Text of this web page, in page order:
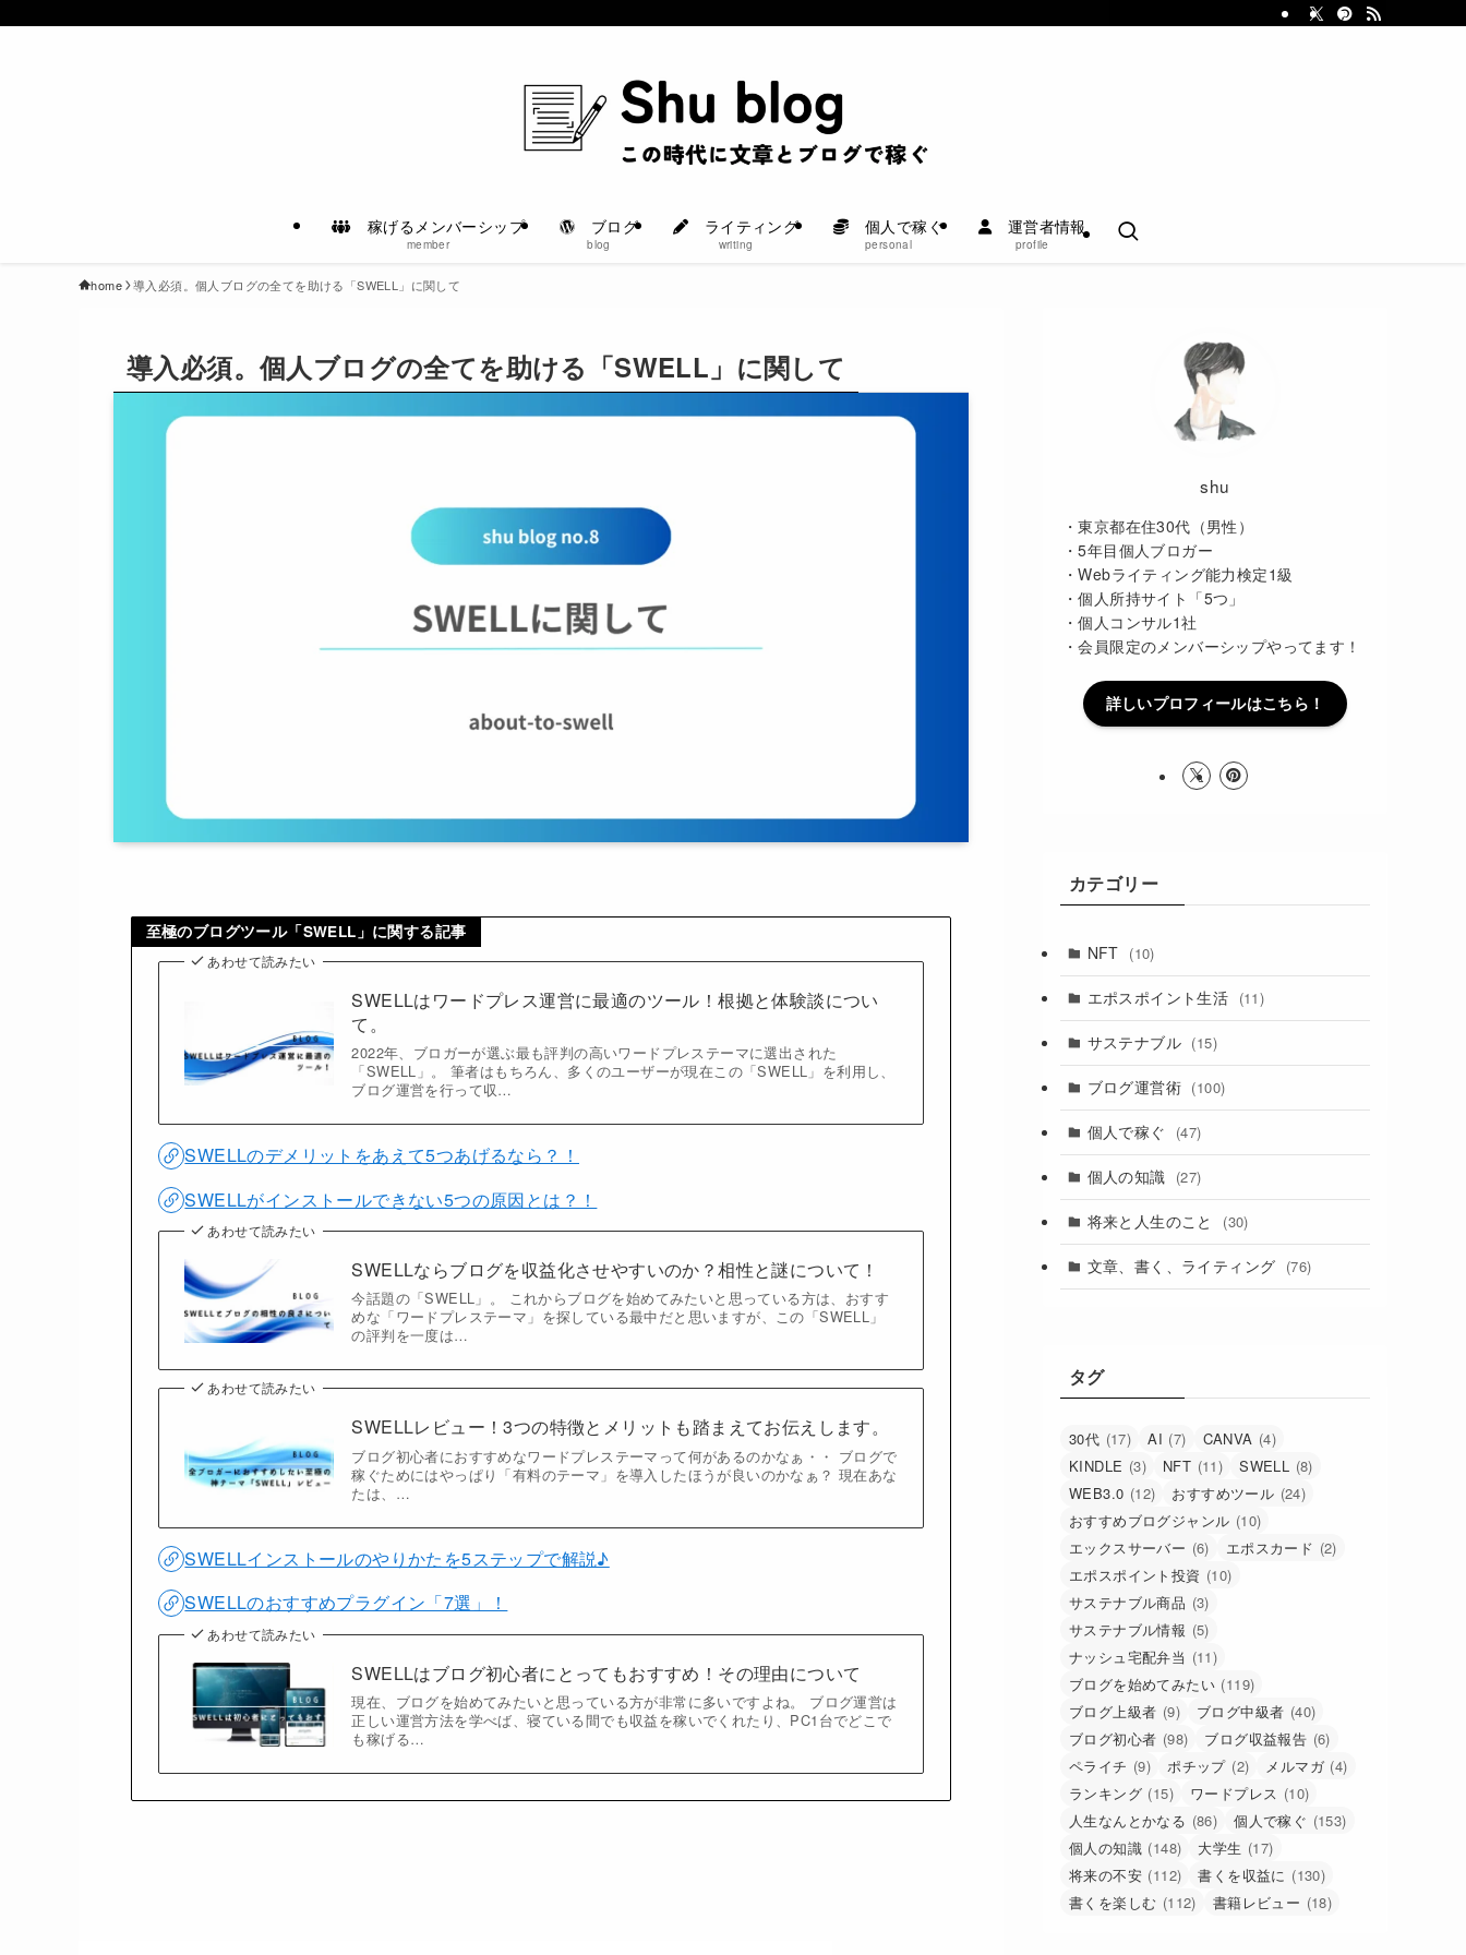
稼げるメンバーシップ
member
ブログ
blog
ライティング
writing
個人で稼ぐ
personal
運営者情報
profile
home 導入必須。個人ブログの全てを助ける「SWELL」に関して
導入必須。個人ブログの全てを助ける「SWELL」に関して
至極のブログツール「SWELL」に関する記事
あわせて読みたい
SWELLはワードプレス運営に最適のツール！根拠と体験談につい
て。
2022年、ブロガーが選ぶ最も評判の高いワードプレステーマに選出された
「SWELL」。 筆者はもちろん、多くのユーザーが現在この「SWELL」を利用し、
ブログ運営を行って収…
SWELLのデメリットをあえて5つあげるなら？！
SWELLがインストールできない5つの原因とは？！
あわせて読みたい
SWELLならブログを収益化させやすいのか？相性と謎について！
今話題の「SWELL」。 これからブログを始めてみたいと思っている方は、おすす
めな「ワードプレステーマ」を探している最中だと思いますが、この「SWELL」
の評判を一度は…
あわせて読みたい
SWELLレビュー！3つの特徴とメリットも踏まえてお伝えします。
ブログ初心者におすすめなワードプレステーマって何があるのかなぁ・・ ブログで
稼ぐためにはやっぱり「有料のテーマ」を導入したほうが良いのかなぁ？ 現在あな
たは、…
SWELLインストールのやりかたを5ステップで解説♪
SWELLのおすすめプラグイン「7選」！
あわせて読みたい
SWELLはブログ初心者にとってもおすすめ！その理由について
現在、ブログを始めてみたいと思っている方が非常に多いですよね。 ブログ運営は
正しい運営方法を学べば、寝ている間でも収益を稼いでくれたり、PC1台でどこで
も稼げる…
shu
・東京都在住30代（男性）
・5年目個人ブロガー
・Webライティング能力検定1級
・個人所持サイト「5つ」
・個人コンサル1社
・会員限定のメンバーシップやってます！
詳しいプロフィールはこちら！
カテゴリー
NFT (10)
エポスポイント生活 (11)
サステナブル (15)
ブログ運営術 (100)
個人で稼ぐ (47)
個人の知識 (27)
将来と人生のこと (30)
文章、書く、ライティング (76)
タグ
30代 (17) AI (7) CANVA (4)
KINDLE (3) NFT (11) SWELL (8)
WEB3.0 (12) おすすめツール (24)
おすすめブログジャンル (10)
エックスサーバー (6) エポスカード (2)
エポスポイント投資 (10)
サステナブル商品 (3)
サステナブル情報 (5)
ナッシュ宅配弁当 (11)
ブログを始めてみたい (119)
ブログ上級者 (9) ブログ中級者 (40)
ブログ初心者 (98) ブログ収益報告 (6)
ペライチ (9) ポチップ (2) メルマガ (4)
ランキング (15) ワードプレス (10)
人生なんとかなる (86) 個人で稼ぐ (153)
個人の知識 (148) 大学生 (17)
将来の不安 (112) 書くを収益に (130)
書くを楽しむ (112) 書籍レビュー (18)